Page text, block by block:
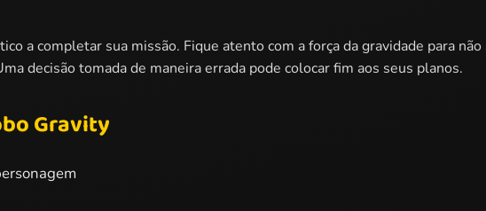
a completar sua missão. Fique atento com a força da gravidade para
decisão tomada de maneira errada pode colocar fim aos seus planos.
Gravity